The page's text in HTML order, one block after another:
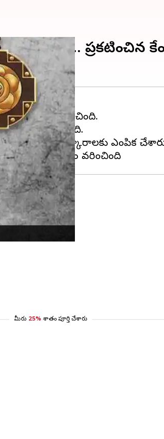
ఎంపిక.. ప్రకటించిన
ప్రకటించింది.
ఎంపిక చేసింది.
పద్మ శ్రీ పురస్కారాలకు ఎంపిక
మీరు 25% శాతం పూర్తి చేశారు